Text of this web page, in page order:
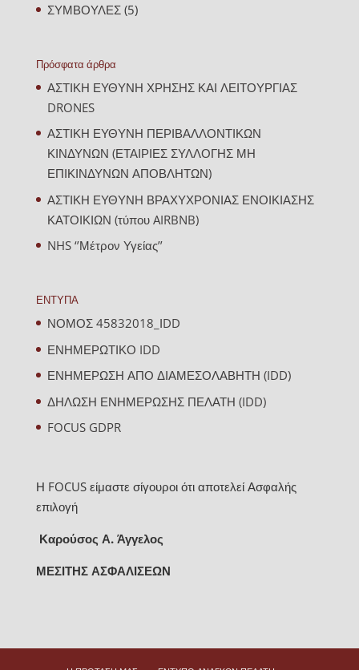
ΣΥΜΒΟΥΛΕΣ(5)
Πρόσφατα άρθρα
ΑΣΤΙΚΗ ΕΥΘΥΝΗ ΧΡΗΣΗΣ ΚΑΙ ΛΕΙΤΟΥΡΓΙΑΣ
DRONES
ΑΣΤΙΚΗ ΕΥΘΥΝΗ ΠΕΡΙΒΑΛΛΟΝΤΙΚΩΝ
ΚΙΝΔΥΝΩΝ (ΕΤΑΙΡΙΕΣ ΣΥΛΛΟΓΗΣ ΜΗ
ΕΠΙΚΙΝΔΥΝΩΝ ΑΠΟΒΛΗΤΩΝ)
ΑΣΤΙΚΗ ΕΥΘΥΝΗ ΒΡΑΧΥΧΡΟΝΙΑΣ ΕΝΟΙΚΙΑΣΗΣ
ΚΑΤΟΙΚΙΩΝ (τύπου AIRBNB)
NHS ‘’Μέτρον Υγείας’’
ΕΝΤΥΠΑ
ΝΟΜΟΣ 45832018_ΙDD
ΕΝΗΜΕΡΩΤΙΚΟ IDD
ΕΝΗΜΕΡΩΣΗ ΑΠΟ ΔΙΑΜΕΣΟΛΑΒΗΤΗ (IDD)
ΔΗΛΩΣΗ ΕΝΗΜΕΡΩΣΗΣ ΠΕΛΑΤΗ (IDD)
FOCUS GDPR
Η FOCUS είμαστε σίγουροι ότι αποτελεί Ασφαλής
επιλογή
Καρούσος Α. Άγγελος
ΜΕΣΙΤΗΣ ΑΣΦΑΛΙΣΕΩΝ